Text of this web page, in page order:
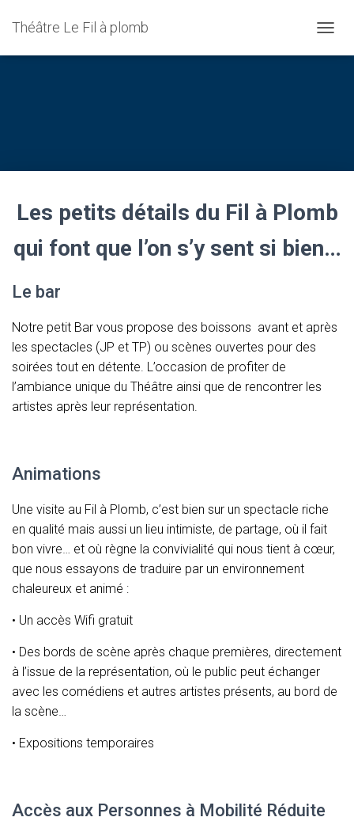
Théâtre Le Fil à plomb
É
V
A
Les petits détails du Fil à Plomb
qui font que l’on s’y sent si bien…
Le bar
Notre petit Bar vous propose des boissons avant et après
les spectacles (JP et TP) ou scènes ouvertes pour des
soirées tout en détente. L’occasion de profiter de
l’ambiance unique du Théâtre ainsi que de rencontrer les
artistes après leur représentation.
Animations
Une visite au Fil à Plomb, c’est bien sur un spectacle riche
en qualité mais aussi un lieu intimiste, de partage, où il fait
bon vivre… et où règne la convivialité qui nous tient à cœur,
que nous essayons de traduire par un environnement
chaleureux et animé :
• Un accès Wifi gratuit
• Des bords de scène après chaque premières, directement
à l’issue de la représentation, où le public peut échanger
avec les comédiens et autres artistes présents, au bord de
la scène…
• Expositions temporaires
Accès aux Personnes à Mobilité Réduite